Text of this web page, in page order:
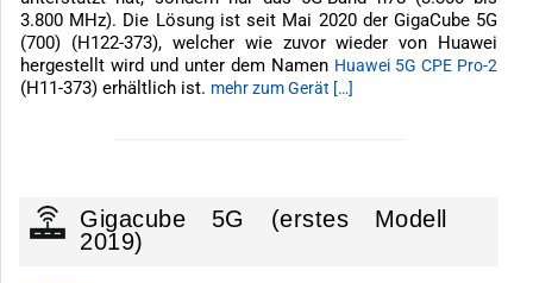
3.800 MHz). Die Lösung ist seit Mai 2020 der GigaCube 5G
(700) (H122-373), welcher wie zuvor wieder von Huawei
hergestellt wird und unter dem Namen Huawei 5G CPE Pro-2
(H11-373) erhältlich ist. mehr zum Gerät […]
Gigacube 5G (erstes Modell
2019)